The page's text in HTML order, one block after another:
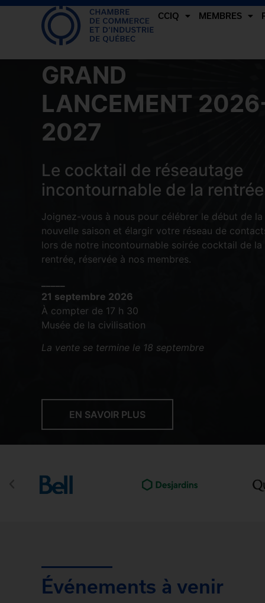
CCIQ MEMBRES
GRAND
LANCEMENT
2027
Le cocktail de réseautage
incontournable de la
Joignez-vous à nous pour célébrer le début de la
nouvelle saison et élargir votre réseau de
lors de notre incontournable soirée cocktail de la
rentrée, réservée à nos membres.
21 septembre 2026
À compter de 17 h 30
Musée de la civilisation
La vente se termine le 18 septembre
EN SAVOIR PLUS
Événements à venir